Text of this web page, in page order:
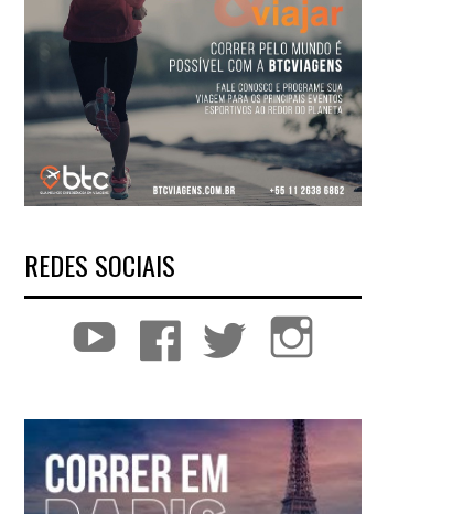
REDES SOCIAIS
YouTube Facebook Twitter